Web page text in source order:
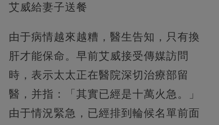
艾威給妻子送餐
由于病情越來越糟，醫生告知，只有換
肝才能保命。早前艾威接受傳媒訪問
時，表示太太正在醫院深切治療部留
醫，并指：「其實已經是十萬火急。」
由于情況緊急，已經排到輪候名單前面